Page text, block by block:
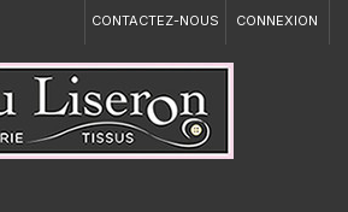
CONNEXION
CONTACTEZ-NOUS